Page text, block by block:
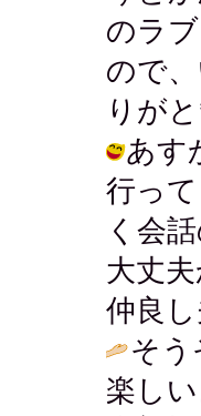
のラ
ので
りが
あす
行っ
く会
大丈
仲良
そう
楽し